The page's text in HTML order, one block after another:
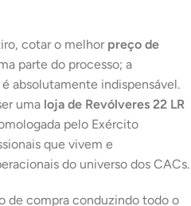
cotar o melhor preço de
parte do processo; a
absolutamente indispensável.
uma loja de Revólveres 22 LR
pelo Exército
que vivem e
do universo dos CACs.
de compra conduzindo todo o